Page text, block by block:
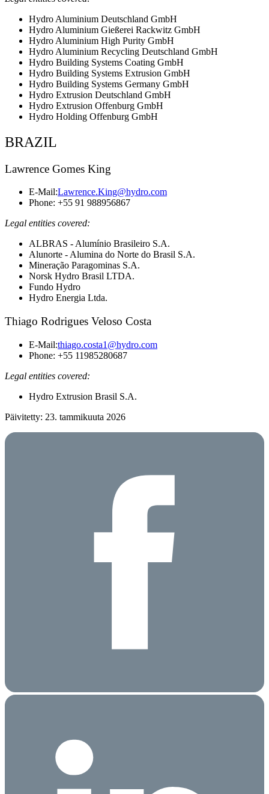
Hydro Aluminium Deutschland GmbH
Hydro Aluminium Gießerei Rackwitz GmbH
Hydro Aluminium High Purity GmbH
Hydro Aluminium Recycling Deutschland GmbH
Hydro Building Systems Coating GmbH
Hydro Building Systems Extrusion GmbH
Hydro Building Systems Germany GmbH
Hydro Extrusion Deutschland GmbH
Hydro Extrusion Offenburg GmbH
Hydro Holding Offenburg GmbH
BRAZIL
Lawrence Gomes King
E-Mail:Lawrence.King@hydro.com
Phone: +55 91 988956867
Legal entities covered:
ALBRAS - Alumínio Brasileiro S.A.
Alunorte - Alumina do Norte do Brasil S.A.
Mineração Paragominas S.A.
Norsk Hydro Brasil LTDA.
Fundo Hydro
Hydro Energia Ltda.
Thiago Rodrigues Veloso Costa
E-Mail:thiago.costa1@hydro.com
Phone: +55 11985280687
Legal entities covered:
Hydro Extrusion Brasil S.A.
Päivitetty: 23. tammikuuta 2026